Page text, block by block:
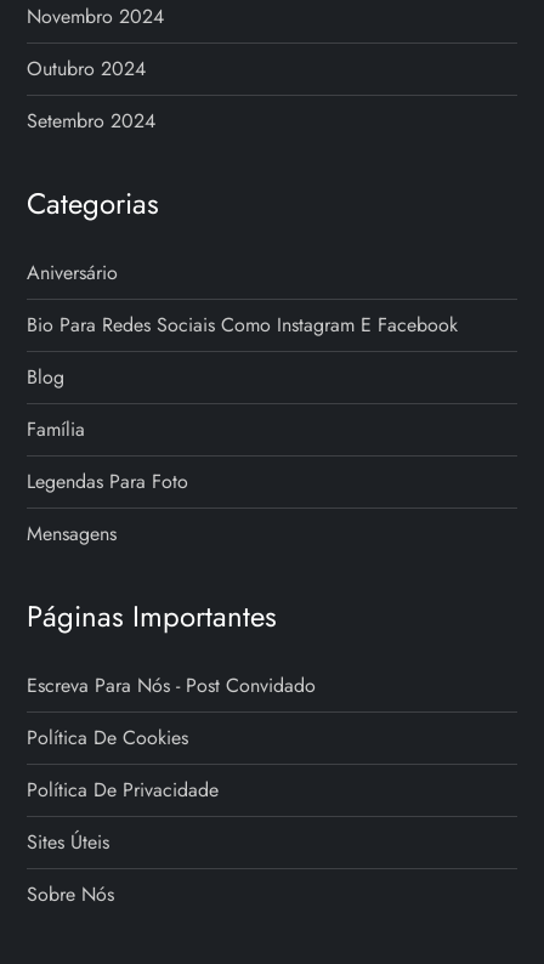
Novembro 2024
Outubro 2024
Setembro 2024
Categorias
Aniversário
Bio Para Redes Sociais Como Instagram E Facebook
Blog
Família
Legendas Para Foto
Mensagens
Páginas Importantes
Escreva Para Nós - Post Convidado
Política De Cookies
Política De Privacidade
Sites Úteis
Sobre Nós